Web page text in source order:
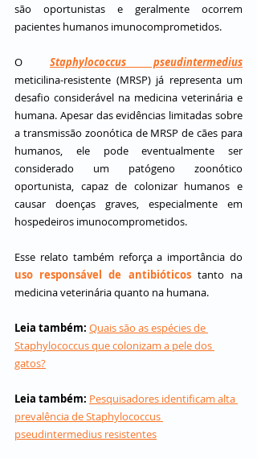
são oportunistas e geralmente ocorrem
pacientes humanos imunocomprometidos.
O Staphylococcus pseudintermedius
meticilina-resistente (MRSP) já representa um
desafio considerável na medicina veterinária e
humana. Apesar das evidências limitadas sobre
a transmissão zoonótica de MRSP de cães para
humanos, ele pode eventualmente ser
considerado um patógeno zoonótico
oportunista, capaz de colonizar humanos e
causar doenças graves, especialmente em
hospedeiros imunocomprometidos.
uso responsável de antibióticos tanto na
medicina veterinária quanto na humana.
Leia também: Quais são as espécies de
Staphylococcus que colonizam a pele dos
gatos?
Leia também: Pesquisadores identificam alta
prevalência de Staphylococcus
pseudintermedius resistentes